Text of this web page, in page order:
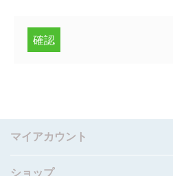
確認
マイアカウント
ショップ